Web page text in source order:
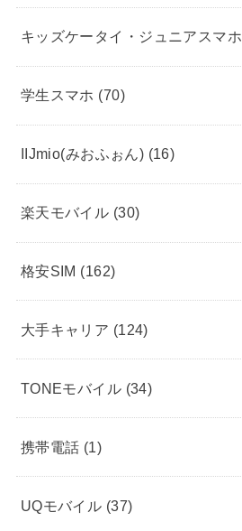
キッズケータイ・ジュニアスマホ
学生スマホ (70)
IIJmio(みおふぉん) (16)
楽天モバイル (30)
格安SIM (162)
大手キャリア (124)
TONEモバイル (34)
携帯電話 (1)
UQモバイル (37)